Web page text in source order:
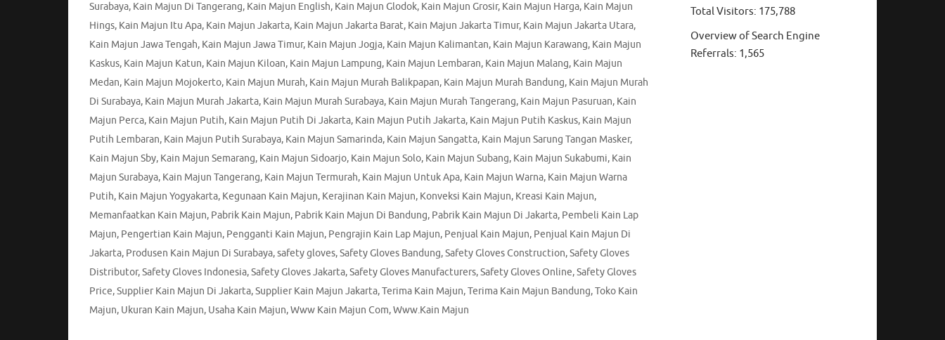
Surabaya, Kain Majun Di Tangerang, Kain Majun English, Kain Majun Glodok, Kain Majun Grosir, Kain Majun Harga, Kain Majun
Hings, Kain Majun Itu Apa, Kain Majun Jakarta, Kain Majun Jakarta Barat, Kain Majun Jakarta Timur, Kain Majun Jakarta Utara,
Kain Majun Jawa Tengah, Kain Majun Jawa Timur, Kain Majun Jogja, Kain Majun Kalimantan, Kain Majun Karawang, Kain Majun
Kaskus, Kain Majun Katun, Kain Majun Kiloan, Kain Majun Lampung, Kain Majun Lembaran, Kain Majun Malang, Kain Majun
Medan, Kain Majun Mojokerto, Kain Majun Murah, Kain Majun Murah Balikpapan, Kain Majun Murah Bandung, Kain Majun Murah
Di Surabaya, Kain Majun Murah Jakarta, Kain Majun Murah Surabaya, Kain Majun Murah Tangerang, Kain Majun Pasuruan, Kain
Majun Perca, Kain Majun Putih, Kain Majun Putih Di Jakarta, Kain Majun Putih Jakarta, Kain Majun Putih Kaskus, Kain Majun
Putih Lembaran, Kain Majun Putih Surabaya, Kain Majun Samarinda, Kain Majun Sangatta, Kain Majun Sarung Tangan Masker,
Kain Majun Sby, Kain Majun Semarang, Kain Majun Sidoarjo, Kain Majun Solo, Kain Majun Subang, Kain Majun Sukabumi, Kain
Majun Surabaya, Kain Majun Tangerang, Kain Majun Termurah, Kain Majun Untuk Apa, Kain Majun Warna, Kain Majun Warna
Putih, Kain Majun Yogyakarta, Kegunaan Kain Majun, Kerajinan Kain Majun, Konveksi Kain Majun, Kreasi Kain Majun,
Memanfaatkan Kain Majun, Pabrik Kain Majun, Pabrik Kain Majun Di Bandung, Pabrik Kain Majun Di Jakarta, Pembeli Kain Lap
Majun, Pengertian Kain Majun, Pengganti Kain Majun, Pengrajin Kain Lap Majun, Penjual Kain Majun, Penjual Kain Majun Di
Jakarta, Produsen Kain Majun Di Surabaya,safety gloves,Safety Gloves Bandung,Safety Gloves Construction,Safety Gloves
Distributor,Safety Gloves Indonesia,Safety Gloves Jakarta,Safety Gloves Manufacturers,Safety Gloves Online,Safety Gloves
Price,Supplier Kain Majun Di Jakarta,Supplier Kain Majun Jakarta,Terima Kain Majun,Terima Kain Majun Bandung,Toko Kain
Majun, Ukuran Kain Majun, Usaha Kain Majun,Www Kain Majun Com,Www.Kain Majun
Total Visitors: 175,788
Overview of Search Engine
Referrals: 1,565